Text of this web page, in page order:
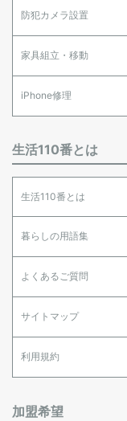
防犯カメラ設置
家具組立・移動
iPhone修理
生活110番とは
生活110番とは
暮らしの用語集
よくあるご質問
サイトマップ
利用規約
加盟希望